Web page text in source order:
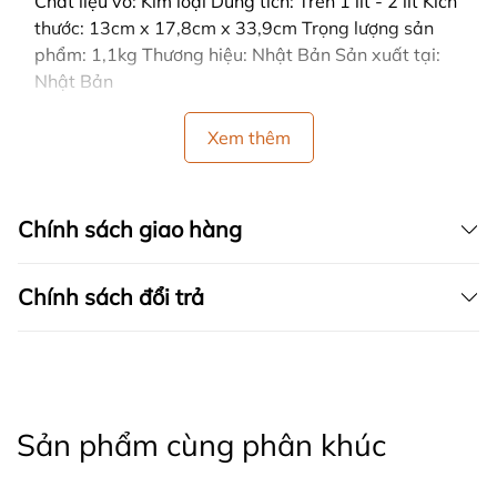
thước: 13cm x 17,8cm x 33,9cm Trọng lượng sản
phẩm: 1,1kg Thương hiệu: Nhật Bản Sản xuất tại:
Nhật Bản
Xem thêm
Chính sách giao hàng
Chính sách đổi trả
Sản phẩm cùng phân khúc